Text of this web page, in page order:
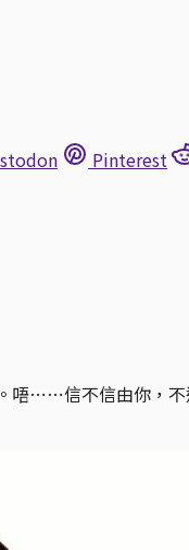
Pinterest
⋯⋯信不信由你，